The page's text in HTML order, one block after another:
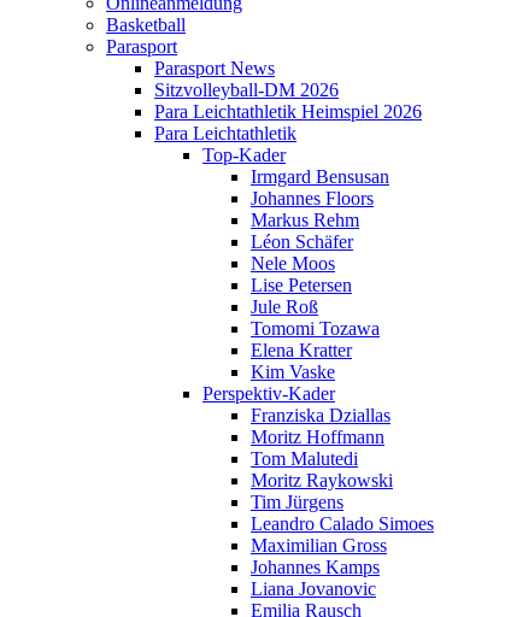
Basketball
Parasport
Parasport News
Sitzvolleyball-DM 2026
Para Leichtathletik Heimspiel 2026
Para Leichtathletik
Top-Kader
Irmgard Bensusan
Johannes Floors
Markus Rehm
Léon Schäfer
Nele Moos
Lise Petersen
Jule Roß
Tomomi Tozawa
Elena Kratter
Kim Vaske
Perspektiv-Kader
Franziska Dziallas
Moritz Hoffmann
Tom Malutedi
Moritz Raykowski
Tim Jürgens
Leandro Calado Simoes
Maximilian Gross
Johannes Kamps
Liana Jovanovic
Emilia Rausch